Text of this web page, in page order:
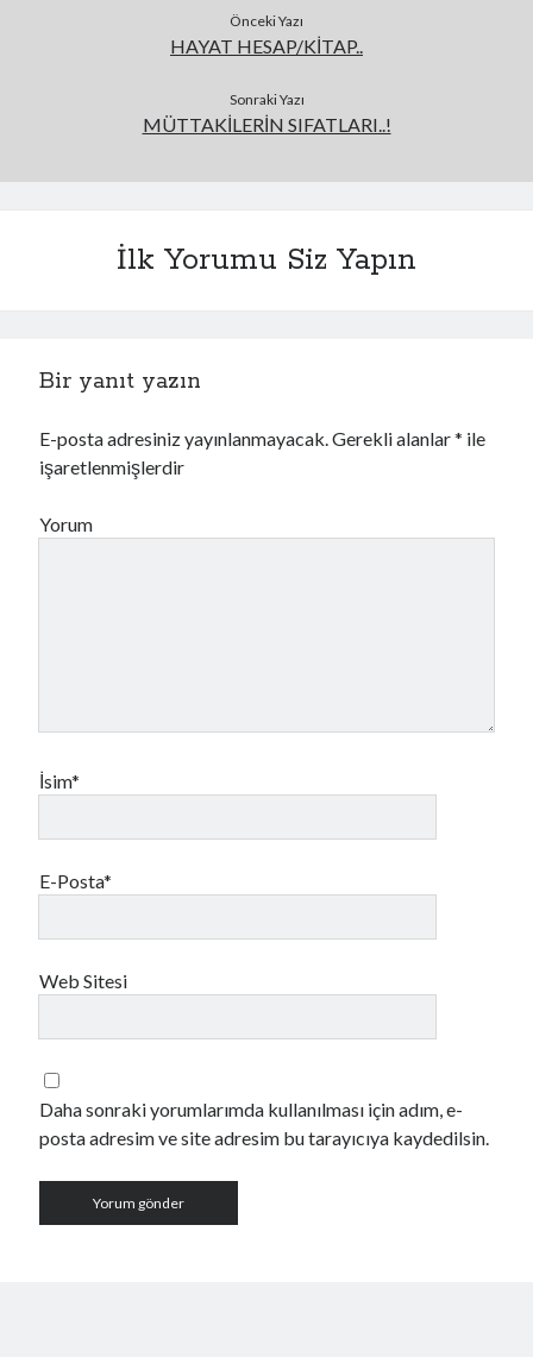
Önceki Yazı
HAYAT HESAP/KİTAP..
Sonraki Yazı
MÜTTAKİLERİN SIFATLARI..!
İlk Yorumu Siz Yapın
Bir yanıt yazın
E-posta adresiniz yayınlanmayacak.Gerekli alanlar* ile
işaretlenmişlerdir
Yorum
İsim*
E-Posta*
Web Sitesi
Daha sonraki yorumlarımda kullanılması için adım, e-
posta adresim ve site adresim bu tarayıcıya kaydedilsin.